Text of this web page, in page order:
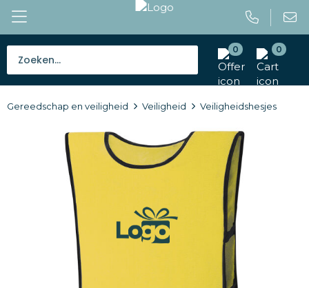
0 0
Tassen
Caps en mutsen
Giveaways
Drinkwaren
Outdoor en vrije tijd
Gereedschap en veiligheid Veiligheid Veiligheidshesjes